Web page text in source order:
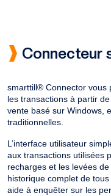
Connecteur
smarttill® Connector vous
les transactions à partir
vente basé sur Windows,
traditionnelles.
L’interface utilisateur
aux transactions utilisées
recharges et les levées
historique complet de
aide à enquêter sur les